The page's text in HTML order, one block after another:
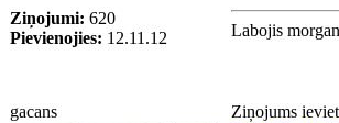
Ziņojumi: 620
Pievienojies: 12.11.12 Labojis
gacans Ziņojums